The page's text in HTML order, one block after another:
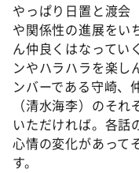
やっぱり日置と渡会
や関係性の進展をい
ん仲良くはなってい
ンやハラハラを楽し
ンバーである守崎、
（清水海李）のそ
いただければ。各話
心情の変化があって
す。